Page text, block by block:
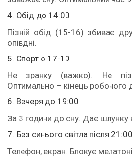
4. Обід до 14:00
Пізній обід (15-16) збиває
опівдні.
5. Спорт о 17-19
Не зранку (важко). Не
Оптимально – кінець робочого
6. Вечеря до 19:00
За 3 години до сну. Дає шлунку
7. Без синього світла після 21:00
Телефон, екран. Блокує